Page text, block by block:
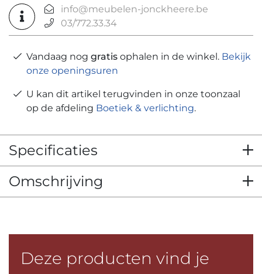
info@meubelen-jonckheere.be
03/772.33.34
Vandaag nog gratis ophalen in de winkel. Bekijk
onze openingsuren
U kan dit artikel terugvinden in onze toonzaal
op de afdeling Boetiek & verlichting.
Specificaties
Omschrijving
Deze producten vind je